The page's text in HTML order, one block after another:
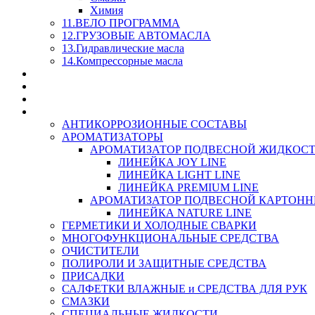
Химия
11.ВЕЛО ПРОГРАММА
12.ГРУЗОВЫЕ АВТОМАСЛА
13.Гидравлические масла
14.Компрессорные масла
АНТИКОРРОЗИОННЫЕ СОСТАВЫ
АРОМАТИЗАТОРЫ
АРОМАТИЗАТОР ПОДВЕСНОЙ
ЛИНЕЙКА JOY LINE
ЛИНЕЙКА LIGHT LINE
ЛИНЕЙКА PREMIUM LINE
АРОМАТИЗАТОР ПОДВЕСНОЙ
ЛИНЕЙКА NATURE LINE
ГЕРМЕТИКИ И ХОЛОДНЫЕ СВАРКИ
МНОГОФУНКЦИОНАЛЬНЫЕ СРЕДСТВА
ОЧИСТИТЕЛИ
ПОЛИРОЛИ И ЗАЩИТНЫЕ СРЕДСТВА
ПРИСАДКИ
САЛФЕТКИ ВЛАЖНЫЕ и СРЕДСТВА ДЛЯ РУК
СМАЗКИ